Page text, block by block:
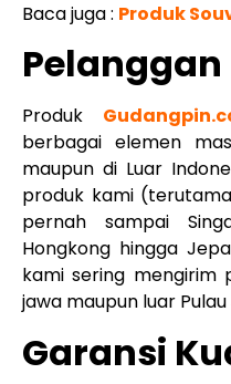
Baca juga : Produk
Pelanggan
Produk
berbagai elemen
maupun di Luar
produk kami
pernah sampai
Hongkong hingga
kami sering mengirim
jawa maupun luar Pulau
Garansi